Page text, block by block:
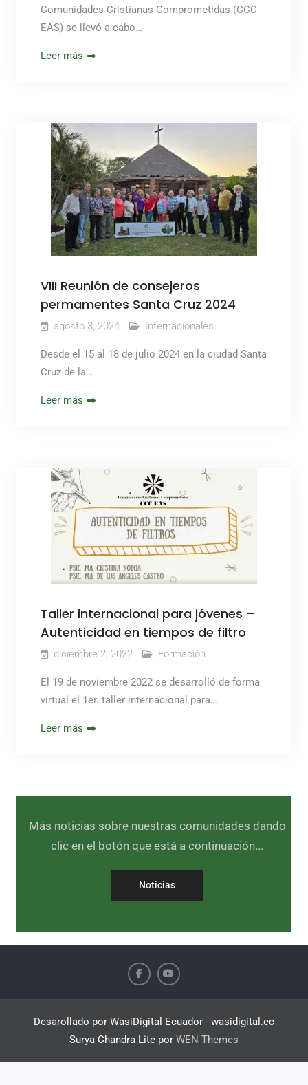
Comunidades Cristianas Comprometidas (CCC
EAS) se llevó a cabo…
Leer más
VIII Reunión de consejeros
permamentes Santa Cruz 2024
agosto 3, 2024 Internacionales
Desde el 15 al 18 de julio 2024 en la ciudad Santa
Cruz de la…
Leer más
Taller internacional para jóvenes –
Autenticidad en tiempos de filtro
diciembre 2, 2022 Formación
El 19 de noviembre 2022 se desarrolló de forma
virtual el 1er. taller internacional para…
Leer más
Más noticias sobre nuestras comunidades dando
clic en el botón que está a continuación...
Noticias
Desarollado por WasiDigital Ecuador - wasidigital.ec
Surya Chandra Lite por WEN Themes